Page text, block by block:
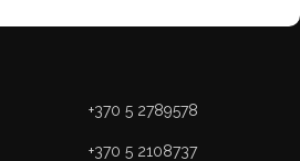
+370 5 2789578
+370 5 2108737